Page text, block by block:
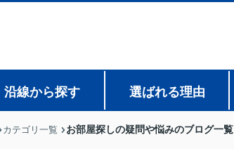
沿線から探す 選ばれる理由
カテゴリ一覧 お部屋探しの疑問や悩みのブログ一覧